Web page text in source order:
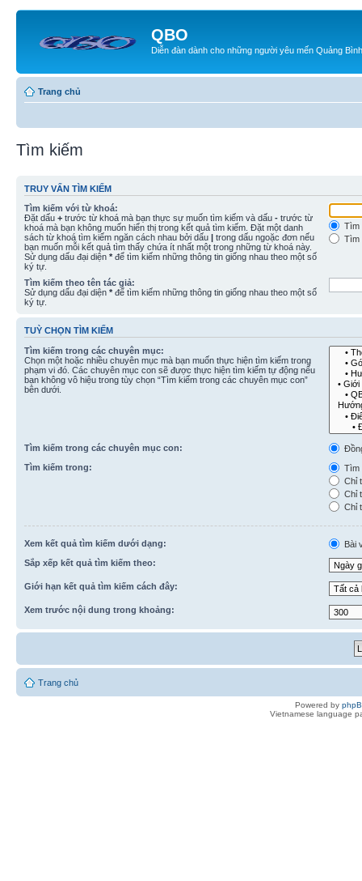
QBO
Diễn đàn dành cho những người yêu mến Quảng Bình
Trang chủ
Tìm kiếm
TRUY VẤN TÌM KIẾM
Tìm kiếm với từ khoá:
Đặt dấu + trước từ khoá mà bạn thực sự muốn tìm kiếm và dấu - trước từ
khoá mà bạn không muốn hiển thị trong kết quả tìm kiếm. Đặt một danh
sách từ khoá tìm kiếm ngăn cách nhau bởi dấu | trong dấu ngoặc đơn nếu
bạn muốn mỗi kết quả tìm thấy chứa ít nhất một trong những từ khoá này.
Sử dụng dấu đại diện * để tìm kiếm những thông tin giống nhau theo một số
ký tự.
Tìm
Tìm
Tìm kiếm theo tên tác giả:
Sử dụng dấu đại diện * để tìm kiếm những thông tin giống nhau theo một số
ký tự.
TUỲ CHỌN TÌM KIẾM
Tìm kiếm trong các chuyên mục:
Chọn một hoặc nhiều chuyên mục mà bạn muốn thực hiện tìm kiếm trong
phạm vi đó. Các chuyên mục con sẽ được thực hiện tìm kiếm tự động nếu
bạn không vô hiệu trong tùy chọn “Tìm kiếm trong các chuyên mục con”
bên dưới.
Tìm kiếm trong các chuyên mục con:
Tìm kiếm trong:
Tìm
Chỉ
Chỉ
Chỉ
Xem kết quả tìm kiếm dưới dạng:
Bài
Sắp xếp kết quả tìm kiếm theo:
Giới hạn kết quả tìm kiếm cách đây:
Xem trước nội dung trong khoảng:
Trang chủ
Powered by
Vietnamese language